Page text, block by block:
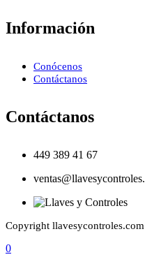
Información
Conócenos
Contáctanos
Contáctanos
449 389 41 67
Copyright
0